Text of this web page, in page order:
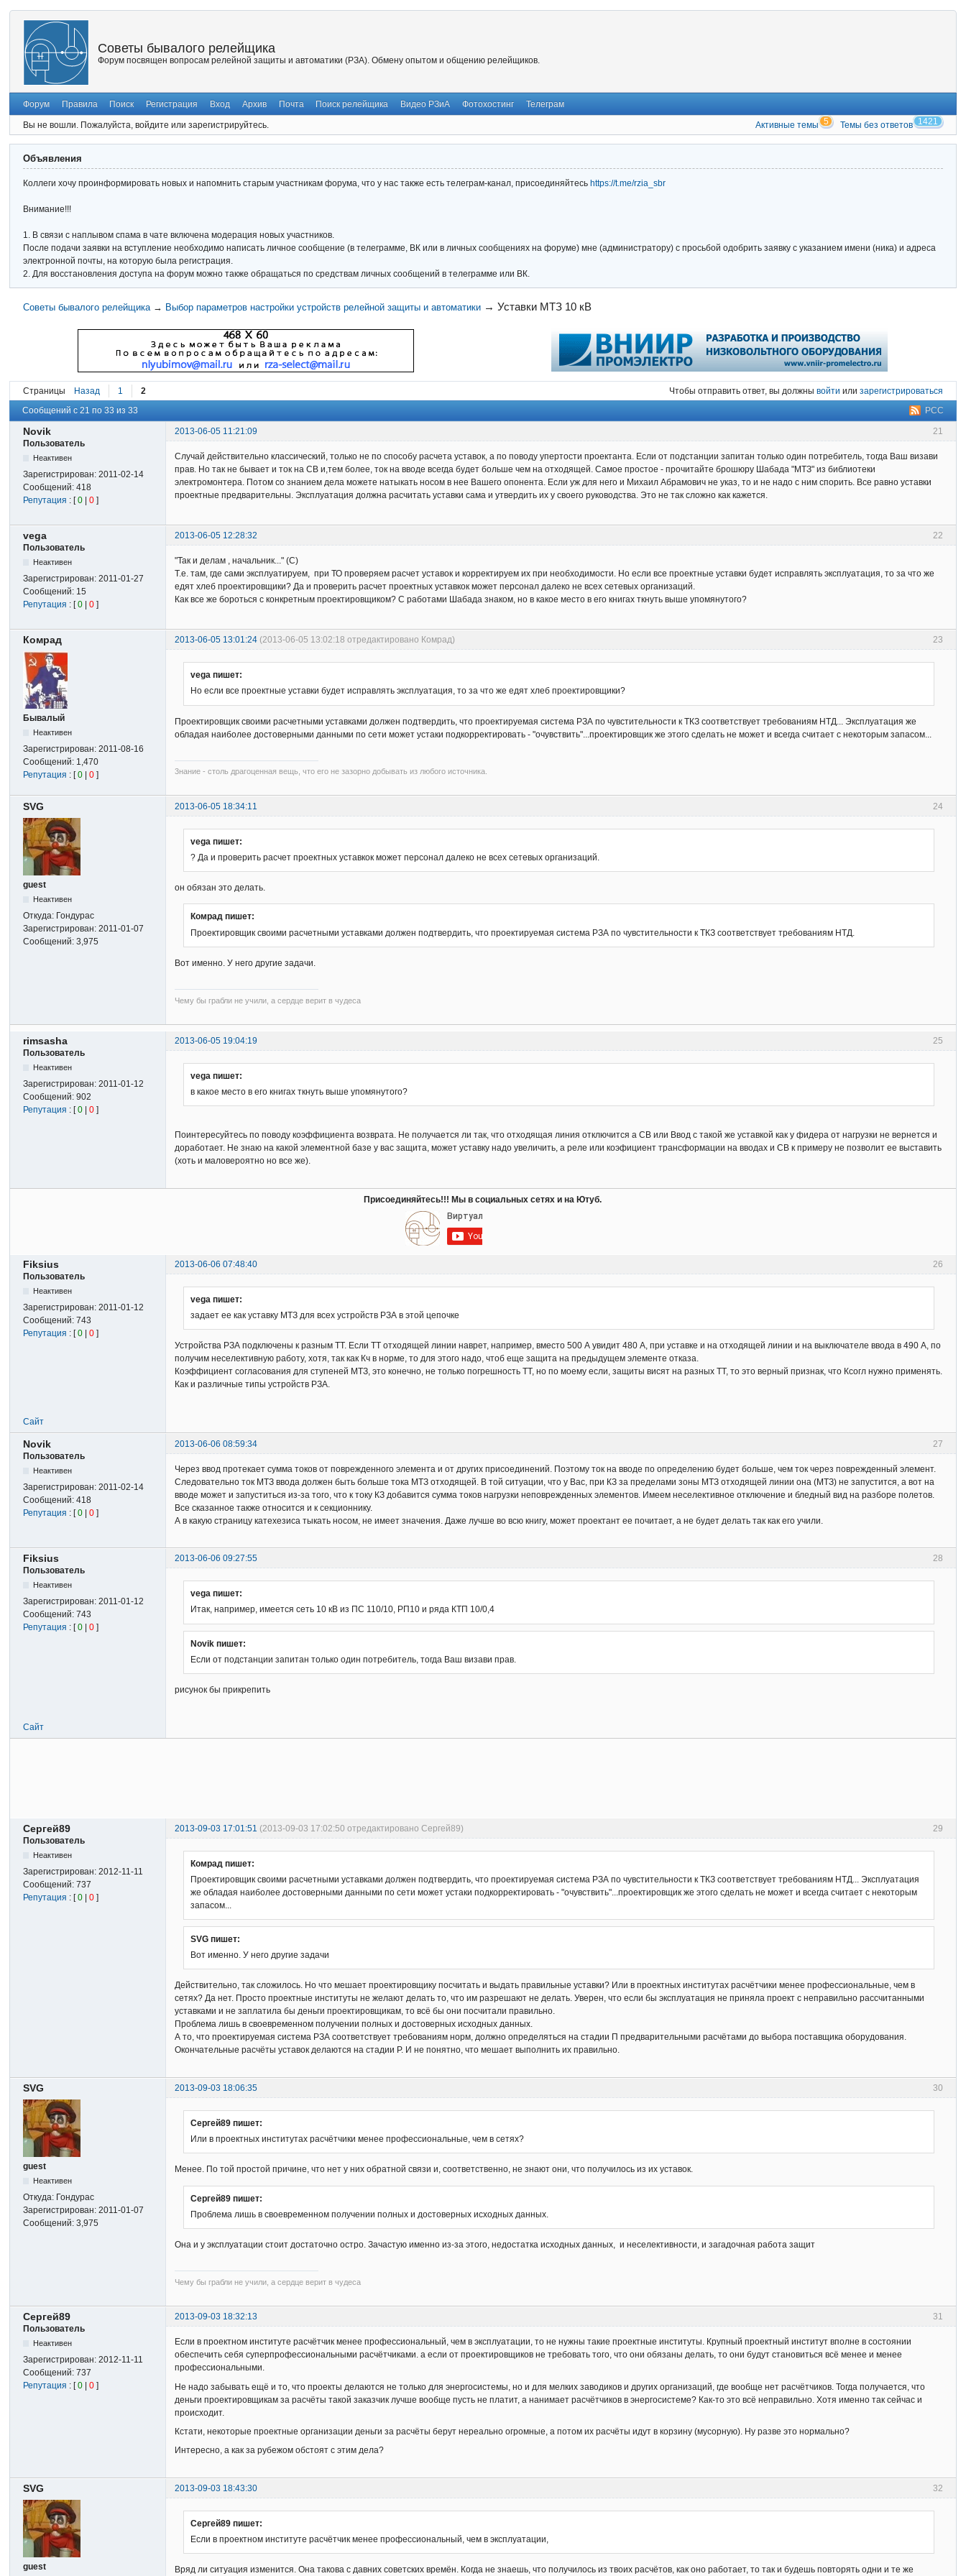
Советы бывалого релейщика
Форум посвящен вопросам релейной защиты и автоматики (РЗА). Обмену опытом и общению релейщиков.
Форум Правила Поиск Регистрация Вход Архив Почта Поиск релейщика Видео РЗиА Фотохостинг Телеграм
Вы не вошли. Пожалуйста, войдите или зарегистрируйтесь. Активные темы 5 Темы без ответов 1421
Объявления
Коллеги хочу проинформировать новых и напомнить старым участникам форума, что у нас также есть телеграм-канал, присоединяйтесь https://t.me/rzia_sbr
Внимание!!!
1. В связи с наплывом спама в чате включена модерация новых участников.
После подачи заявки на вступление необходимо написать личное сообщение (в телеграмме, ВК или в личных сообщениях на форуме) мне (администратору) с просьбой одобрить заявку с указанием имени (ника) и адреса
электронной почты, на которую была регистрация.
2. Для восстановления доступа на форум можно также обращаться по средствам личных сообщений в телеграмме или ВК.
Советы бывалого релейщика → Выбор параметров настройки устройств релейной защиты и автоматики → Уставки МТЗ 10 кВ
Страницы Назад 1 2 Чтобы отправить ответ, вы должны войти или зарегистрироваться
РСС
Сообщений с 21 по 33 из 33
21
Novik
2013-06-05 11:21:09
Пользователь
Неактивен
Зарегистрирован:2011-02-14
Сообщений:418
Репутация : [0 |0 ]
Случай действительно классический, только не по способу расчета уставок, а по поводу упертости проектанта. Если от подстанции запитан только один потребитель, тогда Ваш визави
прав. Но так не бывает и ток на СВ и,тем более, ток на вводе всегда будет больше чем на отходящей. Самое простое - прочитайте брошюру Шабада "МТЗ" из библиотеки
электромонтера. Потом со знанием дела можете натыкать носом в нее Вашего опонента. Если уж для него и Михаил Абрамович не указ, то и не надо с ним спорить. Все равно уставки
проектные предварительны. Эксплуатация должна расчитать уставки сама и утвердить их у своего руководства. Это не так сложно как кажется.
22
vega
2013-06-05 12:28:32
Пользователь
Неактивен
Зарегистрирован:2011-01-27
Сообщений: 15
Репутация : [0 |0 ]
"Так и делам , начальник..." (С)
Т.е. там, где сами эксплуатируем, при ТО проверяем расчет уставок и корректируем их при необходимости. Но если все проектные уставки будет исправлять эксплуатация, то за что же
едят хлеб проектировщики? Да и проверить расчет проектных уставкок может персонал далеко не всех сетевых организаций.
Как все же бороться с конкретным проектировщиком? С работами Шабада знаком, но в какое место в его книгах ткнуть выше упомянутого?
23
Комрад 2013-06-05 13:01:24 (2013-06-05 13:02:18 отредактировано Комрад)
Бывалый
Неактивен
Зарегистрирован:2011-08-16
Сообщений: 1,470
Репутация : [0 |0 ]
vega пишет:
Но если все проектные уставки будет исправлять эксплуатация, то за что же едят хлеб проектировщики?
Проектировщик своими расчетными уставками должен подтвердить, что проектируемая система РЗА по чувстительности к ТКЗ соответствует требованиям НТД... Эксплуатация же
обладая наиболее достоверными данными по сети может устаки подкорректировать - "очувствить"...проектировщик же этого сделать не может и всегда считает с некоторым запасом...
3нание - столь драгоценная вещь, что его не зазорно добывать из любого источника.
24
SVG 2013-06-05 18:34:11
guest
Неактивен
Откуда: Гондурас
Зарегистрирован:2011-01-07
Сообщений:3,975
vega пишет:
? Да и проверить расчет проектных уставкок может персонал далеко не всех сетевых организаций.
он обязан это делать.
Комрад пишет:
Проектировщик своими расчетными уставками должен подтвердить, что проектируемая система РЗА по чувстительности к ТКЗ соответствует требованиям НТД.
Вот именно. У него другие задачи.
Чему бы грабли не учили, а сердце верит в чудеса
25
rimsasha
2013-06-05 19:04:19
Пользователь
Неактивен
Зарегистрирован:2011-01-12
Сообщений:902
Репутация : [0 |0 ]
vega пишет:
в какое место в его книгах ткнуть выше упомянутого?
Поинтересуйтесь по поводу коэффициента возврата. Не получается ли так, что отходящая линия отключится а СВ или Ввод с такой же уставкой как у фидера от нагрузки не вернется и
доработает. Не знаю на какой элементной базе у вас защита, может уставку надо увеличить, а реле или коэфициент трансформации на вводах и СВ к примеру не позволит ее выставить
(хоть и маловероятно но все же).
Присоединяйтесь!!! Мы в социальных сетях и на Ютуб.
26
Fiksius
2013-06-06 07:48:40
Пользователь
Неактивен
Зарегистрирован:2011-01-12
Сообщений:743
Репутация : [0 |0 ]
vega пишет:
задает ее как уставку МТЗ для всех устройств РЗА в этой цепочке
Устройства РЗА подключены к разным ТТ. Если ТТ отходящей линии наврет, например, вместо 500 А увидит 480 А, при уставке и на отходящей линии и на выключателе ввода в 490 А, по
получим неселективную работу, хотя, так как Кч в норме, то для этого надо, чтоб еще защита на предыдущем элементе отказа.
Коэффициент согласования для ступеней МТЗ, это конечно, не только погрешность ТТ, но по моему если, защиты висят на разных ТТ, то это верный признак, что Ксогл нужно применять.
Как и различные типы устройств РЗА.
Сайт
27
Novik
2013-06-06 08:59:34
Пользователь
Неактивен
Зарегистрирован:2011-02-14
Сообщений:418
Репутация : [0 |0 ]
Через ввод протекает сумма токов от поврежденного элемента и от других присоединений. Поэтому ток на вводе по определению будет больше, чем ток через поврежденный элемент.
Следовательно ток МТЗ ввода должен быть больше тока МТЗ отходящей. В той ситуации, что у Вас, при КЗ за пределами зоны МТЗ отходящей линии она (МТЗ) не запустится, а вот на
вводе может и запуститься из-за того, что к току КЗ добавится сумма токов нагрузки неповрежденных элементов. Имеем неселективное отключение и бледный вид на разборе полетов.
Все сказанное также относится и к секционнику.
А в какую страницу катехезиса тыкать носом, не имеет значения. Даже лучше во всю книгу, может проектант ее почитает, а не будет делать так как его учили.
28
Fiksius
2013-06-06 09:27:55
Пользователь
Неактивен
Зарегистрирован:2011-01-12
Сообщений:743
Репутация : [0 |0 ]
vega пишет:
Итак, например, имеется сеть 10 кВ из ПС 110/10, РП10 и ряда КТП 10/0,4
Novik пишет:
Если от подстанции запитан только один потребитель, тогда Ваш визави прав.
рисунок бы прикрепить
Сайт
29
Сергей89 2013-09-03 17:01:51 (2013-09-03 17:02:50 отредактировано Сергей89)
Пользователь
Неактивен
Зарегистрирован:2012-11-11
Сообщений:737
Репутация : [0 |0 ]
Комрад пишет:
Проектировщик своими расчетными уставками должен подтвердить, что проектируемая система РЗА по чувстительности к ТКЗ соответствует требованиям НТД... Эксплуатация
же обладая наиболее достоверными данными по сети может устаки подкорректировать - "очувствить"...проектировщик же этого сделать не может и всегда считает с некоторым
запасом...
SVG пишет:
Вот именно. У него другие задачи
Действительно, так сложилось. Но что мешает проектировщику посчитать и выдать правильные уставки? Или в проектных институтах расчётчики менее профессиональные, чем в
сетях? Да нет. Просто проектные институты не желают делать то, что им разрешают не делать. Уверен, что если бы эксплуатация не приняла проект с неправильно рассчитанными
уставками и не заплатила бы деньги проектировщикам, то всё бы они посчитали правильно.
Проблема лишь в своевременном получении полных и достоверных исходных данных.
А то, что проектируемая система РЗА соответствует требованиям норм, должно определяться на стадии П предварительными расчётами до выбора поставщика оборудования.
Окончательные расчёты уставок делаются на стадии Р. И не понятно, что мешает выполнить их правильно.
30
SVG 2013-09-03 18:06:35
guest
Неактивен
Откуда: Гондурас
Зарегистрирован:2011-01-07
Сообщений:3,975
Сергей89 пишет:
Или в проектных институтах расчётчики менее профессиональные, чем в сетях?
Менее. По той простой причине, что нет у них обратной связи и, соответственно, не знают они, что получилось из их уставок.
Сергей89 пишет:
Проблема лишь в своевременном получении полных и достоверных исходных данных.
Она и у эксплуатации стоит достаточно остро. Зачастую именно из-за этого, недостатка исходных данных, и неселективности, и загадочная работа защит
Чему бы грабли не учили, а сердце верит в чудеса
31
Сергей89
2013-09-03 18:32:13
Пользователь
Неактивен
Зарегистрирован:2012-11-11
Сообщений:737
Репутация : [0 |0 ]
Если в проектном институте расчётчик менее профессиональный, чем в эксплуатации, то не нужны такие проектные институты. Крупный проектный институт вполне в состоянии
обеспечить себя суперпрофессиональными расчётчиками. а если от проектировщиков не требовать того, что они обязаны делать, то они будут становиться всё менее и менее
профессиональными.
Не надо забывать ещё и то, что проекты делаются не только для энергосистемы, но и для мелких заводиков и других организаций, где вообще нет расчётчиков. Тогда получается, что
деньги проектировщикам за расчёты такой заказчик лучше вообще пусть не платит, а нанимает расчётчиков в энергосистеме? Как-то это всё неправильно. Хотя именно так сейчас и
происходит.
Кстати, некоторые проектные организации деньги за расчёты берут нереально огромные, а потом их расчёты идут в корзину (мусорную). Ну разве это нормально?
Интересно, а как за рубежом обстоят с этим дела?
32
SVG 2013-09-03 18:43:30
guest
Сергей89 пишет:
Если в проектном институте расчётчик менее профессиональный, чем в эксплуатации,
Вряд ли ситуация изменится. Она такова с давних советских времён. Когда не знаешь, что получилось из твоих расчётов, как оно работает, то так и будешь повторять одни и те же